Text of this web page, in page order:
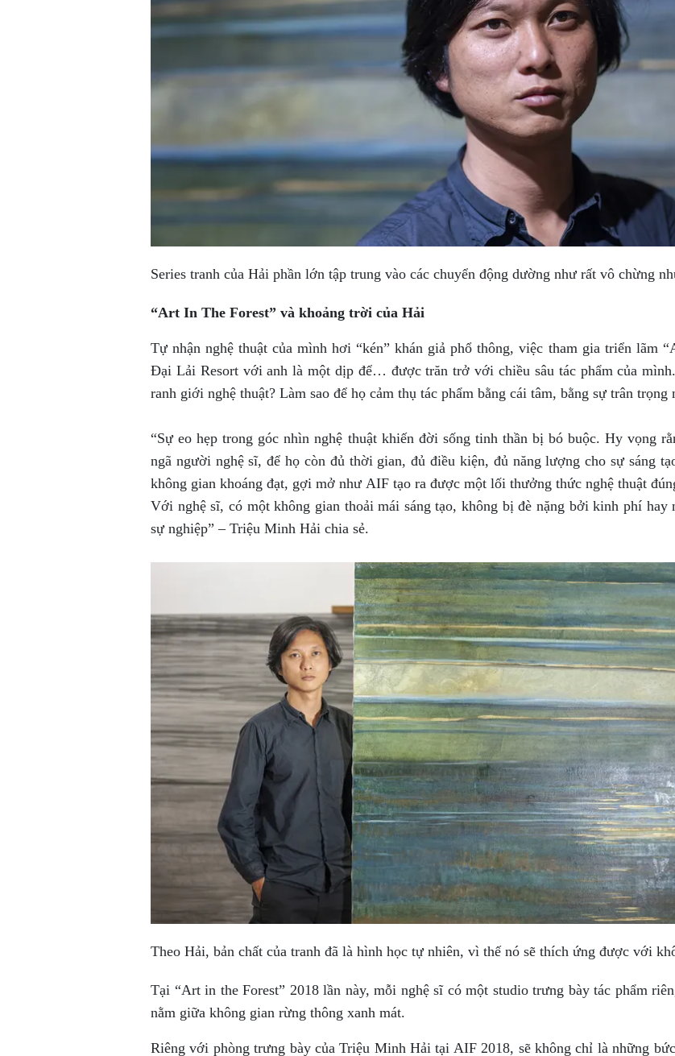
Series tranh của Hải phần lớn tập trung vào các chuyển động dường như rất vô chừng
“Art In The Forest” và khoảng trời của Hải
Tự nhận nghệ thuật của mình hơi “kén” khán giả phổ thông, việc tham gia triển lãm
Đại Lải Resort với anh là một dịp để… được trăn trở với chiều sâu tác phẩm của mình.
ranh giới nghệ thuật? Làm sao để họ cảm thụ tác phẩm bằng cái tâm, bằng sự trân trọng
“Sự eo hẹp trong góc nhìn nghệ thuật khiến đời sống tinh thần bị bó buộc. Hy vọng
ngã người nghệ sĩ, để họ còn đủ thời gian, đủ điều kiện, đủ năng lượng cho sự sáng
không gian khoáng đạt, gợi mở như AIF tạo ra được một lối thưởng thức nghệ thuật
Với nghệ sĩ, có một không gian thoải mái sáng tạo, không bị đè nặng bởi kinh phí hay
sự nghiệp” – Triệu Minh Hải chia sẻ.
Theo Hải, bản chất của tranh đã là hình học tự nhiên, vì thế nó sẽ thích ứng được với
Tại “Art in the Forest” 2018 lần này, mỗi nghệ sĩ có một studio trưng bày tác phẩm
nằm giữa không gian rừng thông xanh mát.
Riêng với phòng trưng bày của Triệu Minh Hải tại AIF 2018, sẽ không chỉ là những